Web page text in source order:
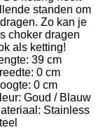
standen om
Zo kan je
choker dragen
als ketting!
39 cm
0 cm
0 cm
Goud / Blauw
Stainless